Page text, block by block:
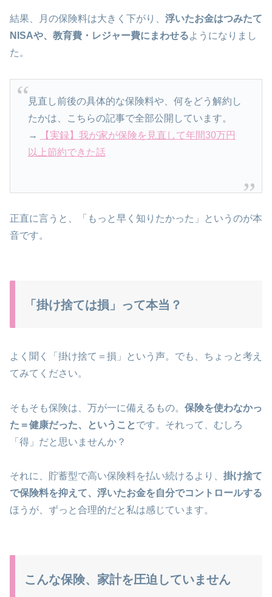
結果、月の保険料は大きく下がり、 浮いたお金はつみたて
NISAや、教育費・レジャー費にまわせるようになりまし
た。
見直し前後の具体的な保険料や、何をどう解約し
たかは、こちらの記事で全部公開しています。
→
【実録】我が家が保険を見直して年間30万円
以上節約できた話
正直に言うと、「もっと早く知りたかった」というのが本
音です。
「掛け捨ては損」って本当？
よく聞く「掛け捨て＝損」という声。でも、ちょっと考え
てみてください。
そもそも保険は、万が一に備えるもの。 保険を使わなかっ
た＝健康だった、ということです。それって、むしろ
「得」だと思いませんか？
それに、貯蓄型で高い保険料を払い続けるより、 掛け捨て
で保険料を抑えて、浮いたお金を自分でコントロールする
ほうが、ずっと合理的だと私は感じています。
こんな保険、家計を圧迫していません